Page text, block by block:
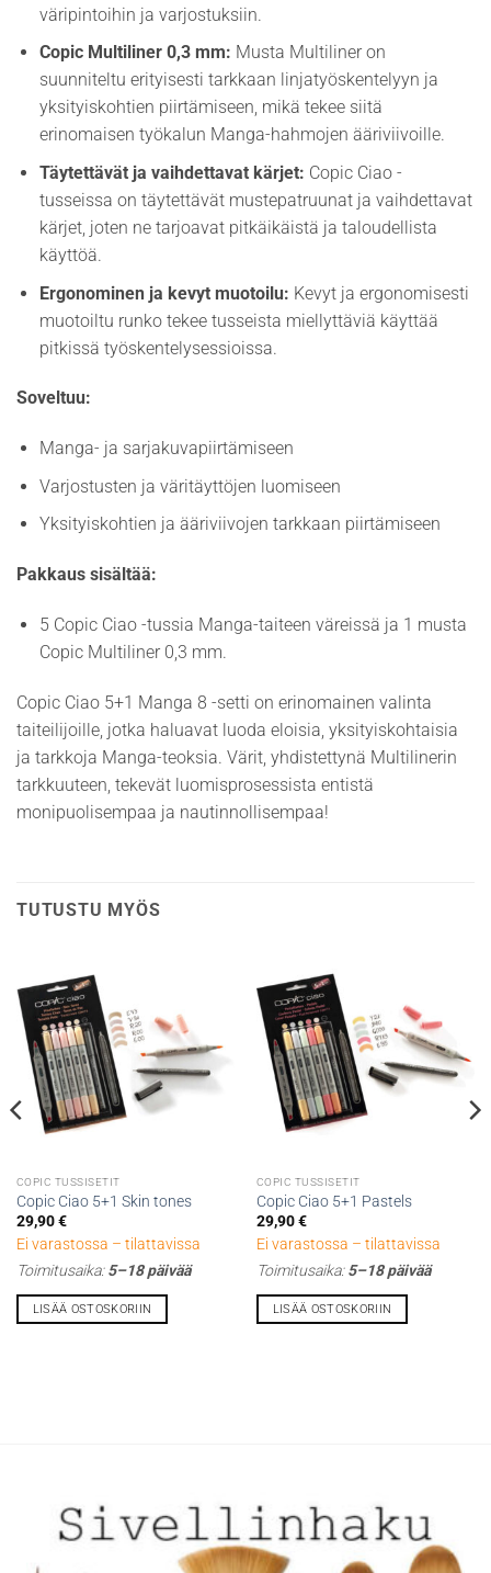
väripintoihin ja varjostuksiin.
Copic Multiliner 0,3 mm: Musta Multiliner on
suunniteltu erityisesti tarkkaan linjatyöskentelyyn ja
yksityiskohtien piirtämiseen, mikä tekee siitä
erinomaisen työkalun Manga-hahmojen ääriviivoille.
Täytettävät ja vaihdettavat kärjet: Copic Ciao -
tusseissa on täytettävät mustepatruunat ja vaihdettavat
kärjet, joten ne tarjoavat pitkäikäistä ja taloudellista
käyttöä.
Ergonominen ja kevyt muotoilu: Kevyt ja ergonomisesti
muotoiltu runko tekee tusseista miellyttäviä käyttää
pitkissä työskentelysessioissa.
Soveltuu:
Manga- ja sarjakuvapiirtämiseen
Varjostusten ja väritäyttöjen luomiseen
Yksityiskohtien ja ääriviivojen tarkkaan piirtämiseen
Pakkaus sisältää:
5 Copic Ciao -tussia Manga-taiteen väreissä ja 1 musta
Copic Multiliner 0,3 mm.
Copic Ciao 5+1 Manga 8 -setti on erinomainen valinta
taiteilijoille, jotka haluavat luoda eloisia, yksityiskohtaisia
ja tarkkoja Manga-teoksia. Värit, yhdistettynä Multilinerin
tarkkuuteen, tekevät luomisprosessista entistä
monipuolisempaa ja nautinnollisempaa!
TUTUSTU MYÖS
COPIC TUSSISETIT
Copic Ciao 5+1 Skin tones
29,90€
Ei varastossa – tilattavissa
Toimitusaika:5–18 päivää
LISÄÄ OSTOSKORIIN
COPIC TUSSISETIT
Copic Ciao 5+1 Pastels
29,90€
Ei varastossa – tilattavissa
Toimitusaika:5–18 päivää
LISÄÄ OSTOSKORIIN